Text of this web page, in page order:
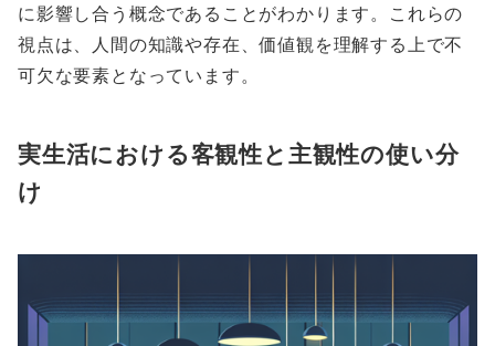
に影響し合う概念であることがわかります。これらの
視点は、人間の知識や存在、価値観を理解する上で不
可欠な要素となっています。
実生活における客観性と主観性の使い分
け